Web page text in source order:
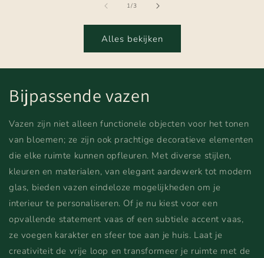
1/van
3
Alles bekijken
Bijpassende vazen
Vazen zijn niet alleen functionele objecten voor het tonen
van bloemen; ze zijn ook prachtige decoratieve elementen
die elke ruimte kunnen opfleuren. Met diverse stijlen,
kleuren en materialen, van elegant aardewerk tot modern
glas, bieden vazen eindeloze mogelijkheden om je
interieur te personaliseren. Of je nu kiest voor een
opvallende statement vaas of een subtiele accent vaas,
ze voegen karakter en sfeer toe aan je huis. Laat je
creativiteit de vrije loop en transformeer je ruimte met de